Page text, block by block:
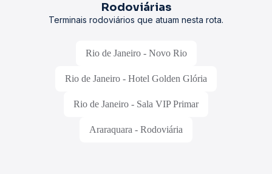
Rodoviárias
Terminais rodoviários que atuam nesta rota.
Rio de Janeiro - Novo Rio
Rio de Janeiro - Hotel Golden Glória
Rio de Janeiro - Sala VIP Primar
Araraquara - Rodoviária